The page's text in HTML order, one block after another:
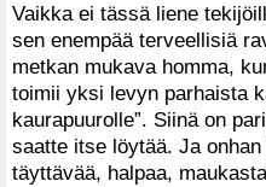
Vaikka ei tässä liene
sen enempää terveellisiä
metkan mukava homma,
toimii yksi levyn parhaista
kaurapuurolle”. Siinä on
saatte itse löytää. Ja
täyttävää, halpaa,